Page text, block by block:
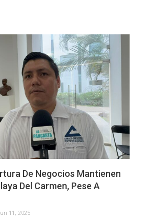
De Negocios Mantienen
Del Carmen, Pese A
11, 2025